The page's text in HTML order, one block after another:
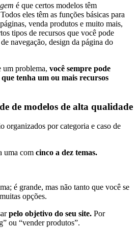
é que certos modelos têm
eles têm as funções básicas para
venda produtos e muito mais,
tipos de recursos que você pode
navegação, design da página do
um problema, você sempre pode
tenha um ou mais recursos
de modelos de alta qualidade
organizados por categoria e caso de
uma com cinco a dez temas.
é grande, mas não tanto que você se
opções.
pelo objetivo do seu site. Por
ou “vender produtos”.